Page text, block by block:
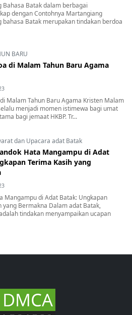
Bahasa Batak dalam berbagai
dengan Contohnya Martangiang
bahasa Batak merupakan tindakan berdoa
BARU
di Malam Tahun Baru Agama
Malam Tahun Baru Agama Kristen Malam
menjadi momen istimewa bagi umat
bagi jemaat HKBP. Tr...
dan Upacara adat Batak
Hata Mangampu di Adat
Terima Kasih yang
Mangampu di Adat Batak: Ungkapan
yang Bermakna Dalam adat Batak,
tindakan menyampaikan ucapan